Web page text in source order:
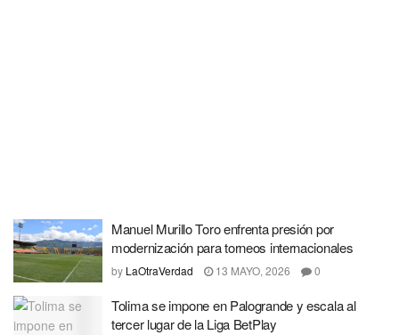
Manuel Murillo Toro enfrenta presión por
modernización para torneos internacionales
by LaOtraVerdad 13 MAYO, 2026 0
Tolima se impone en Palogrande y escala al
tercer lugar de la Liga BetPlay